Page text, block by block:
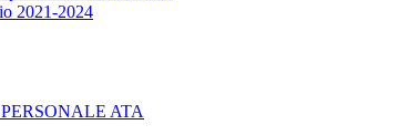
2021-2024
ATA